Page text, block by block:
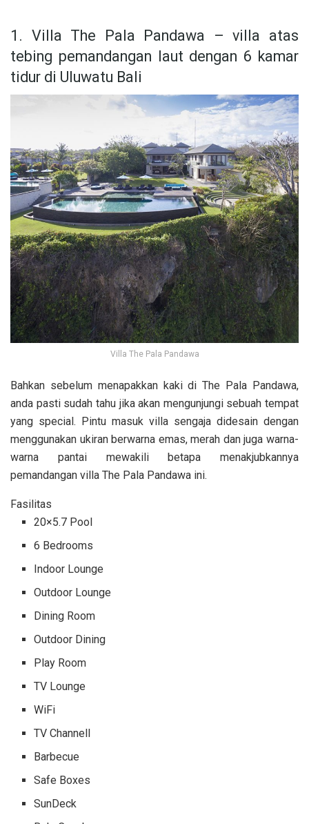
1. Villa The Pala Pandawa – villa atas
tebing pemandangan laut dengan 6 kamar
tidur di Uluwatu Bali
Villa The Pala Pandawa
Bahkan sebelum menapakkan kaki di The Pala Pandawa,
anda pasti sudah tahu jika akan mengunjungi sebuah tempat
yang special. Pintu masuk villa sengaja didesain dengan
menggunakan ukiran berwarna emas, merah dan juga warna-
warna pantai mewakili betapa menakjubkannya
pemandangan villa The Pala Pandawa ini.
Fasilitas
20×5.7 Pool
6 Bedrooms
Indoor Lounge
Outdoor Lounge
Dining Room
Outdoor Dining
Play Room
TV Lounge
WiFi
TV Channell
Barbecue
Safe Boxes
SunDeck